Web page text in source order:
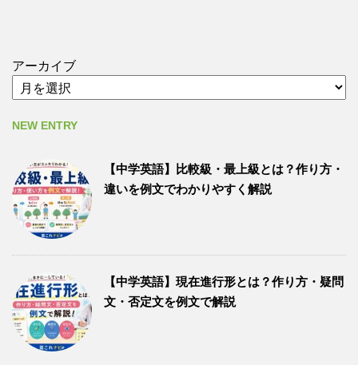
アーカイブ
NEW ENTRY
【中学英語】比較級・最上級とは？作り方・
違いを例文でわかりやすく解説
【中学英語】現在進行形とは？作り方・疑問
文・否定文を例文で解説